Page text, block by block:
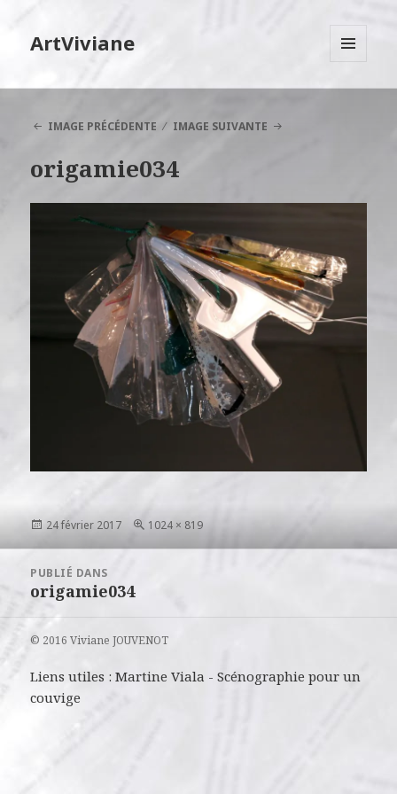
ArtViviane
IMAGE PRÉCÉDENTE
IMAGE SUIVANTE
origamie034
Publié
24 février 2017
Taille
1024 × 819
l’article
PUBLIÉ DANS
origamie034
© 2016 Viviane JOUVENOT
Liens utiles :Martine Viala -Scénographie pour un
couvige